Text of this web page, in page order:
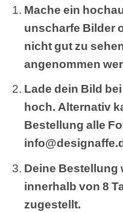
Mache ein
unscharfe Bilder
nicht gut zu
angenommen
Lade dein Bild
hoch. Alternativ
Bestellung alle
Deine Bestellung
innerhalb von 8
zugestellt.